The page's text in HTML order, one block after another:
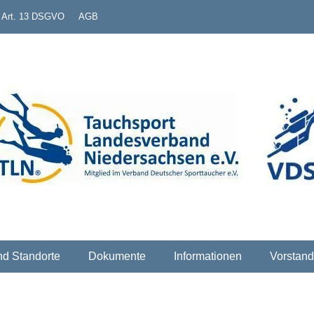
13 DSGVO AGB
Niedersachsen
Standorte Dokumente Informationen Vorstand